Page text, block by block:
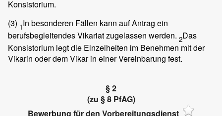
Konsistorium.
(3) 1In besonderen Fällen kann auf Antrag ein
berufsbegleitendes Vikariat zugelassen werden. 2Das
Konsistorium legt die Einzelheiten im Benehmen mit der
Vikarin oder dem Vikar in einer Vereinbarung fest.
§ 2
(zu § 8 PfAG)
Bewerbung für den Vorbereitungsdienst